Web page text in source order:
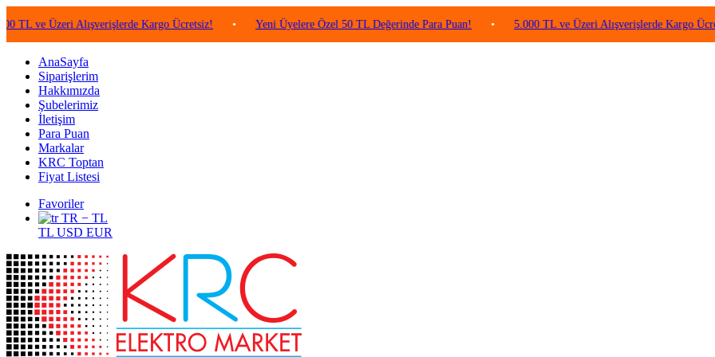
Üzeri Alışverişlerde Kargo Ücretsiz! • Yeni Üyelere Özel 50 TL Değerinde Para Puan! • 5.000 TL ve Üzeri Alışverişlerde Kargo Ücretsiz!
AnaSayfa
Siparişlerim
Hakkımızda
Şubelerimiz
İletişim
Para Puan
Markalar
KRC Toptan
Fiyat Listesi
Favoriler
TR − TL
TL USD EUR